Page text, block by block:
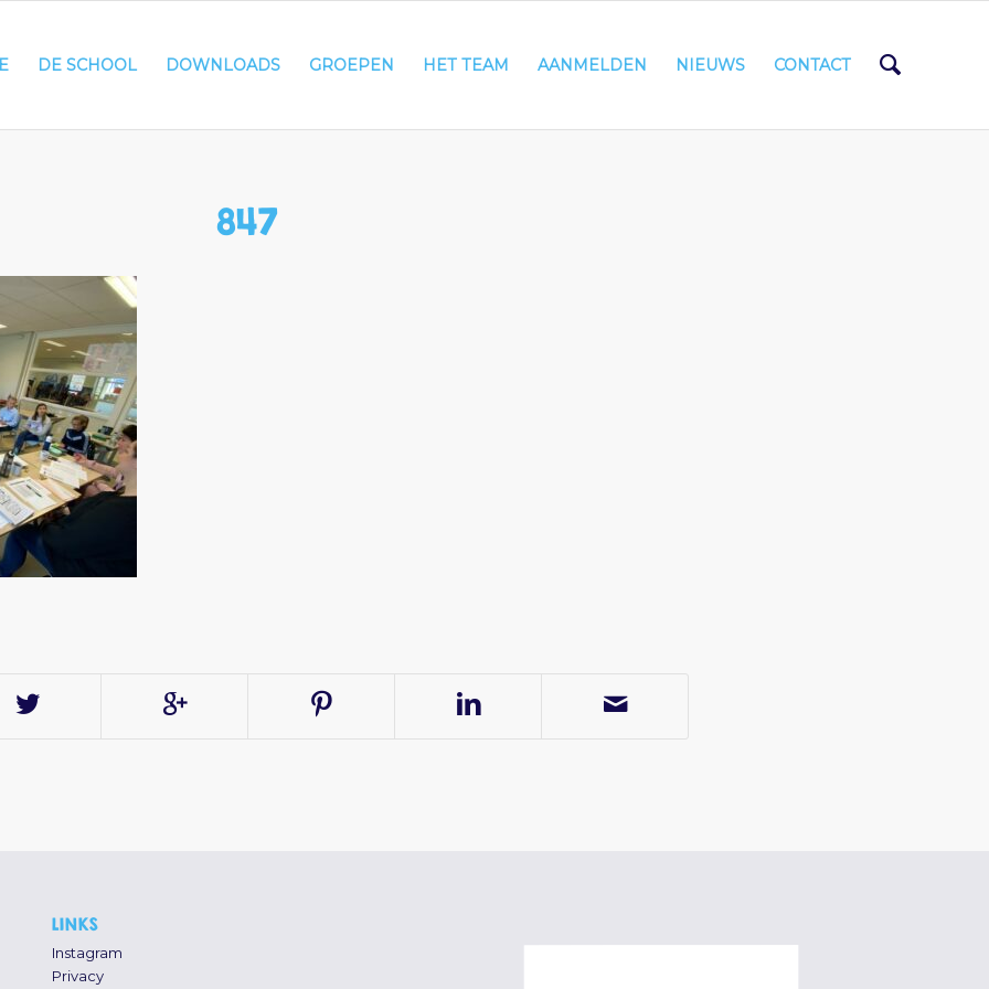
DE SCHOOL DOWNLOADS GROEPEN HET TEAM AANMELDEN NIEUWS CONTACT
847
LINKS
Instagram
Privacy